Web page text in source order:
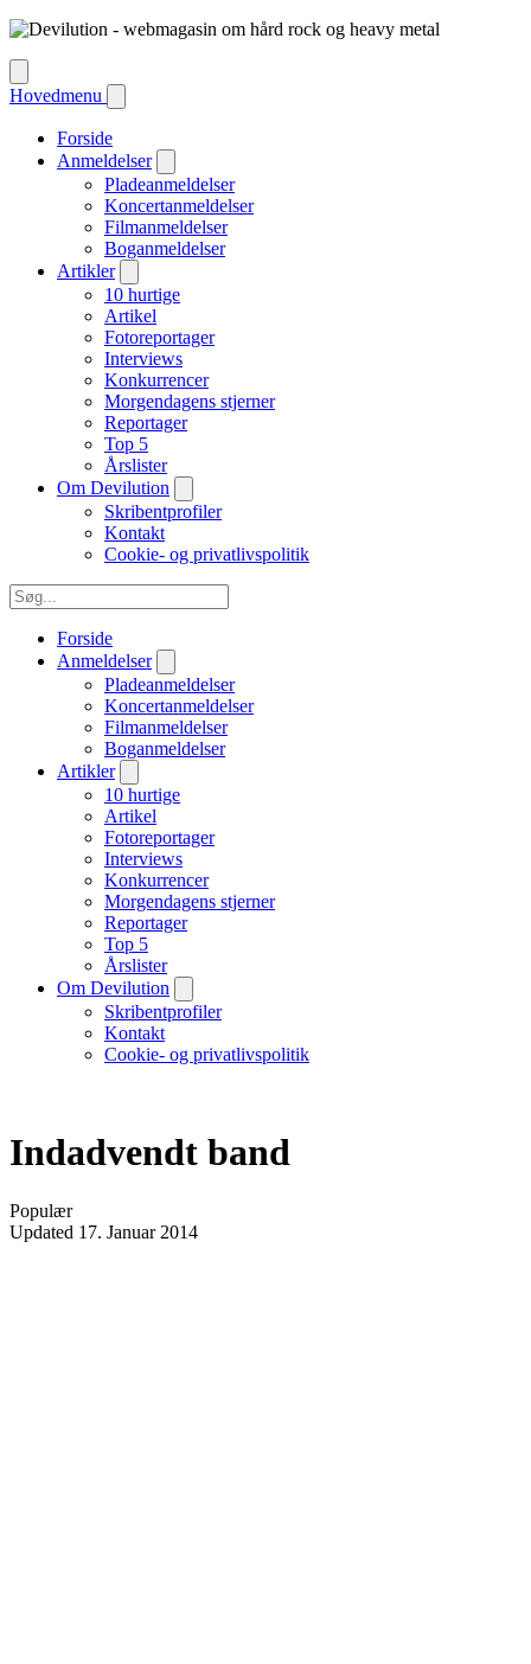
Hovedmenu
Forside
Anmeldelser
Pladeanmeldelser
Koncertanmeldelser
Filmanmeldelser
Boganmeldelser
Artikler
10 hurtige
Artikel
Fotoreportager
Interviews
Konkurrencer
Morgendagens stjerner
Reportager
Top 5
Årslister
Om Devilution
Skribentprofiler
Kontakt
Cookie- og privatlivspolitik
Forside
Anmeldelser
Pladeanmeldelser
Koncertanmeldelser
Filmanmeldelser
Boganmeldelser
Artikler
10 hurtige
Artikel
Fotoreportager
Interviews
Konkurrencer
Morgendagens stjerner
Reportager
Top 5
Årslister
Om Devilution
Skribentprofiler
Kontakt
Cookie- og privatlivspolitik
Indadvendt band
Populær
Updated 17. Januar 2014